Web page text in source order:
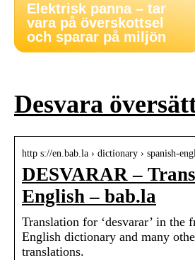
Elektrisk panna – tar
vara på överskottsel
och sparar på miljön
Desvara
http s://en.bab.la › dictionary › spanish-
DESVARAR –
English – bab.la
Translation for ‘desvarar’ in the
English dictionary and many
translations.